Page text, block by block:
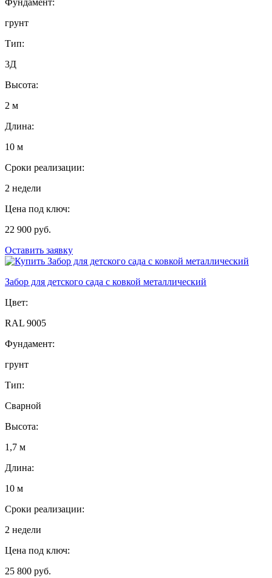
грунт
Тип:
3Д
Высота:
2 м
Длина:
10 м
Сроки реализации:
2 недели
Цена под ключ:
22 900 руб.
Оставить заявку
Забор для детского сада с ковкой металлический
Цвет:
RAL 9005
Фундамент:
грунт
Тип:
Сварной
Высота:
1,7 м
Длина:
10 м
Сроки реализации:
2 недели
Цена под ключ:
25 800 руб.